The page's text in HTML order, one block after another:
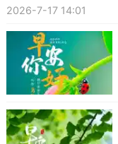
2026-7-17 14:01